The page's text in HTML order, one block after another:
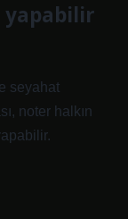
yapabilir
seyahat
noter halkın